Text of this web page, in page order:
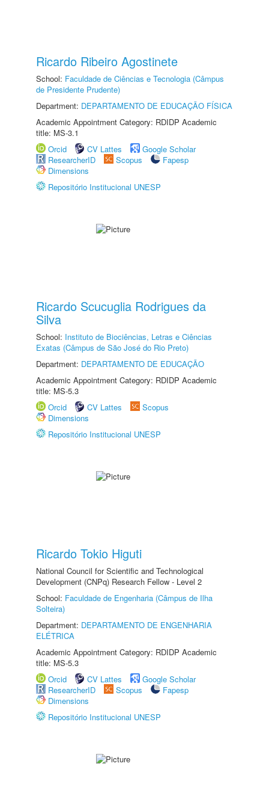
Ricardo Ribeiro Agostinete
School: Faculdade de Ciências e Tecnologia (Câmpus
de Presidente Prudente)
Department: DEPARTAMENTO DE EDUCAÇÃO FÍSICA
Academic Appointment Category: RDIDP Academic
title: MS-3.1
Orcid
CV Lattes
Google Scholar
ResearcherID
Scopus
Fapesp
Dimensions
Repositório Institucional UNESP
Ricardo Scucuglia Rodrigues da
Silva
School: Instituto de Biociências, Letras e Ciências
Exatas (Câmpus de São José do Rio Preto)
Department: DEPARTAMENTO DE EDUCAÇÃO
Academic Appointment Category: RDIDP Academic
title: MS-5.3
Orcid
CV Lattes
Scopus
Dimensions
Repositório Institucional UNESP
Ricardo Tokio Higuti
National Council for Scientific and Technological
Development (CNPq) Research Fellow - Level 2
School: Faculdade de Engenharia (Câmpus de Ilha
Solteira)
Department: DEPARTAMENTO DE ENGENHARIA
ELÉTRICA
Academic Appointment Category: RDIDP Academic
title: MS-5.3
Orcid
CV Lattes
Google Scholar
ResearcherID
Scopus
Fapesp
Dimensions
Repositório Institucional UNESP